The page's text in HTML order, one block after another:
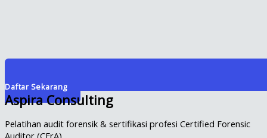
Daftar Sekarang
Aspira Consulting
Pelatihan audit forensik & sertifikasi profesi Certified Forensic
Auditor (CFrA)